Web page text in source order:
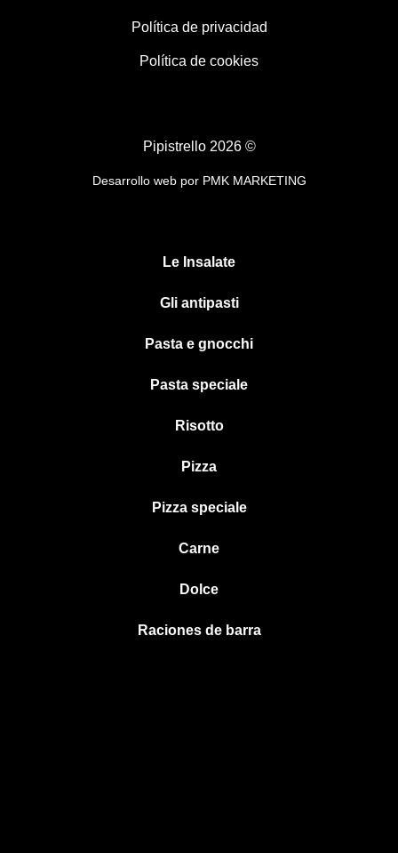
Política de privacidad
Política de cookies
Pipistrello 2026 ©
Desarrollo web por PMK MARKETING
Le Insalate
Gli antipasti
Pasta e gnocchi
Pasta speciale
Risotto
Pizza
Pizza speciale
Carne
Dolce
Raciones de barra